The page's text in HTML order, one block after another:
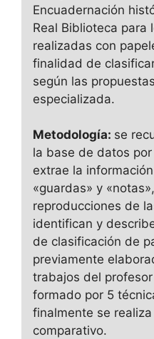
Encuadernación
Real Biblioteca para
realizadas con
finalidad de
según las
especializada.
Metodología: se
la base de datos
extrae la
«guardas» y
reproducciones de
identifican y
de clasificación de
previamente
trabajos del
formado por 5
finalmente se
comparativo.